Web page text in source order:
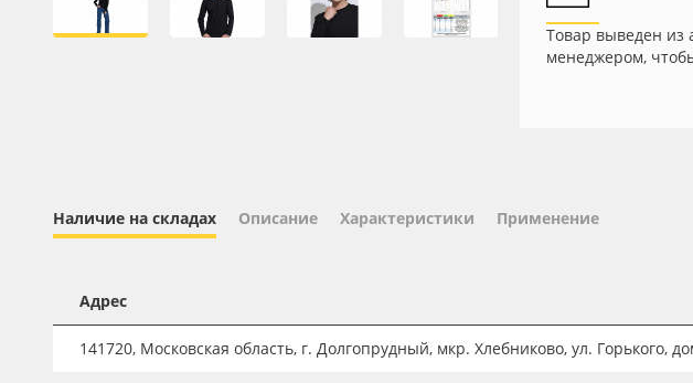
Сублимация и термотрансфер
Новинки ассортимента
Плёнка монтажная Oratape
Товар выведен из
менеджером,
Наличие на складах Описание Характеристики Применение
Адрес
141720, Московская область, г. Долгопрудный, мкр. Хлебниково, ул. Горького,